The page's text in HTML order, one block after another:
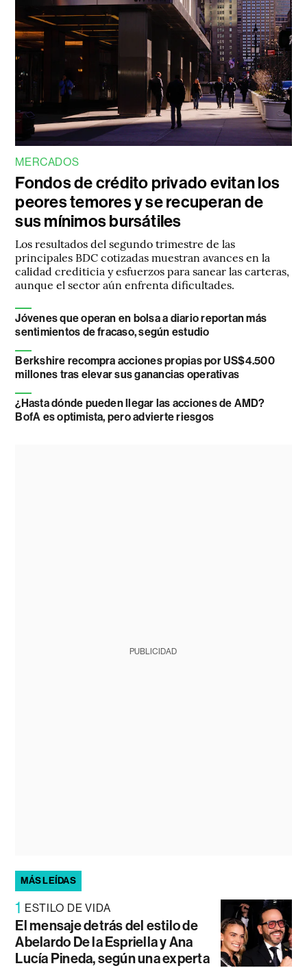
MERCADOS
Fondos de crédito privado evitan los
peores temores y se recuperan de
sus mínimos bursátiles
Los resultados del segundo trimestre de las
principales BDC cotizadas muestran avances en la
calidad crediticia y esfuerzos para sanear las carteras,
aunque el sector aún enfrenta dificultades.
Jóvenes que operan en bolsa a diario reportan más
sentimientos de fracaso, según estudio
Berkshire recompra acciones propias por US$4.500
millones tras elevar sus ganancias operativas
¿Hasta dónde pueden llegar las acciones de AMD?
BofA es optimista, pero advierte riesgos
PUBLICIDAD
MÁS LEÍDAS
1 ESTILO DE VIDA
El mensaje detrás del estilo de
Abelardo De la Espriella y Ana
Lucía Pineda, según una experta